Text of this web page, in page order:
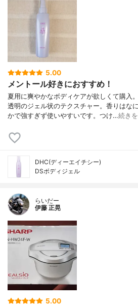
5.00
メントール好きにおすすめ！
夏用に爽やかなボディケアが欲しくて購入
透明のジェル状のテクスチャー。香りはな
かで強すぎず使いやすいです。つけ…続き
DHC(ディーエイチシー)
DSボディジェル
らいだー
伊藤 正晃
5.00